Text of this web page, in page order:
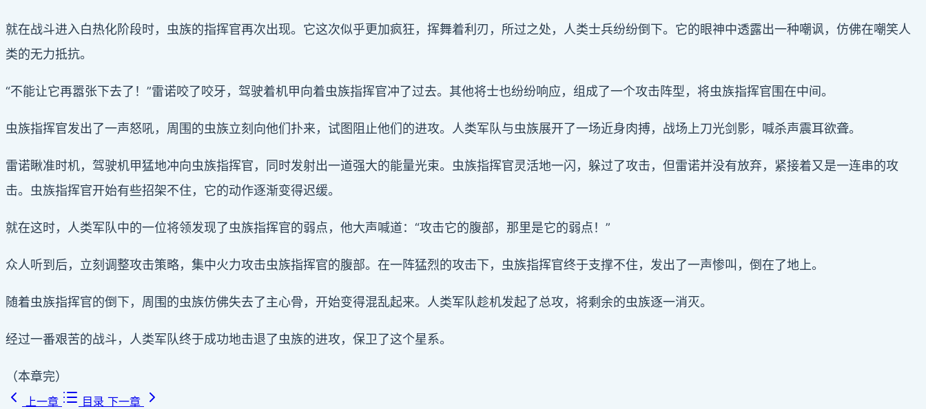
就在战斗进入白热化阶段时，虫族的指挥官再次出现。它这次似乎更加疯狂，挥舞着利刃，所过之处，人类士兵纷纷倒下。它的眼神中透露出一种嘲讽，仿佛在嘲笑人
类的无力抵抗。
“不能让它再嚣张下去了！”雷诺咬了咬牙，驾驶着机甲向着虫族指挥官冲了过去。其他将士也纷纷响应，组成了一个攻击阵型，将虫族指挥官围在中间。
虫族指挥官发出了一声怒吼，周围的虫族立刻向他们扑来，试图阻止他们的进攻。人类军队与虫族展开了一场近身肉搏，战场上刀光剑影，喊杀声震耳欲聋。
雷诺瞅准时机，驾驶机甲猛地冲向虫族指挥官，同时发射出一道强大的能量光束。虫族指挥官灵活地一闪，躲过了攻击，但雷诺并没有放弃，紧接着又是一连串的攻
击。虫族指挥官开始有些招架不住，它的动作逐渐变得迟缓。
就在这时，人类军队中的一位将领发现了虫族指挥官的弱点，他大声喊道：“攻击它的腹部，那里是它的弱点！”
众人听到后，立刻调整攻击策略，集中火力攻击虫族指挥官的腹部。在一阵猛烈的攻击下，虫族指挥官终于支撑不住，发出了一声惨叫，倒在了地上。
随着虫族指挥官的倒下，周围的虫族仿佛失去了主心骨，开始变得混乱起来。人类军队趁机发起了总攻，将剩余的虫族逐一消灭。
经过一番艰苦的战斗，人类军队终于成功地击退了虫族的进攻，保卫了这个星系。
（本章完）
上一章 目录 下一章